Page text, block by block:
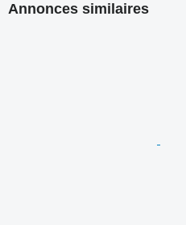
Annonces similaires